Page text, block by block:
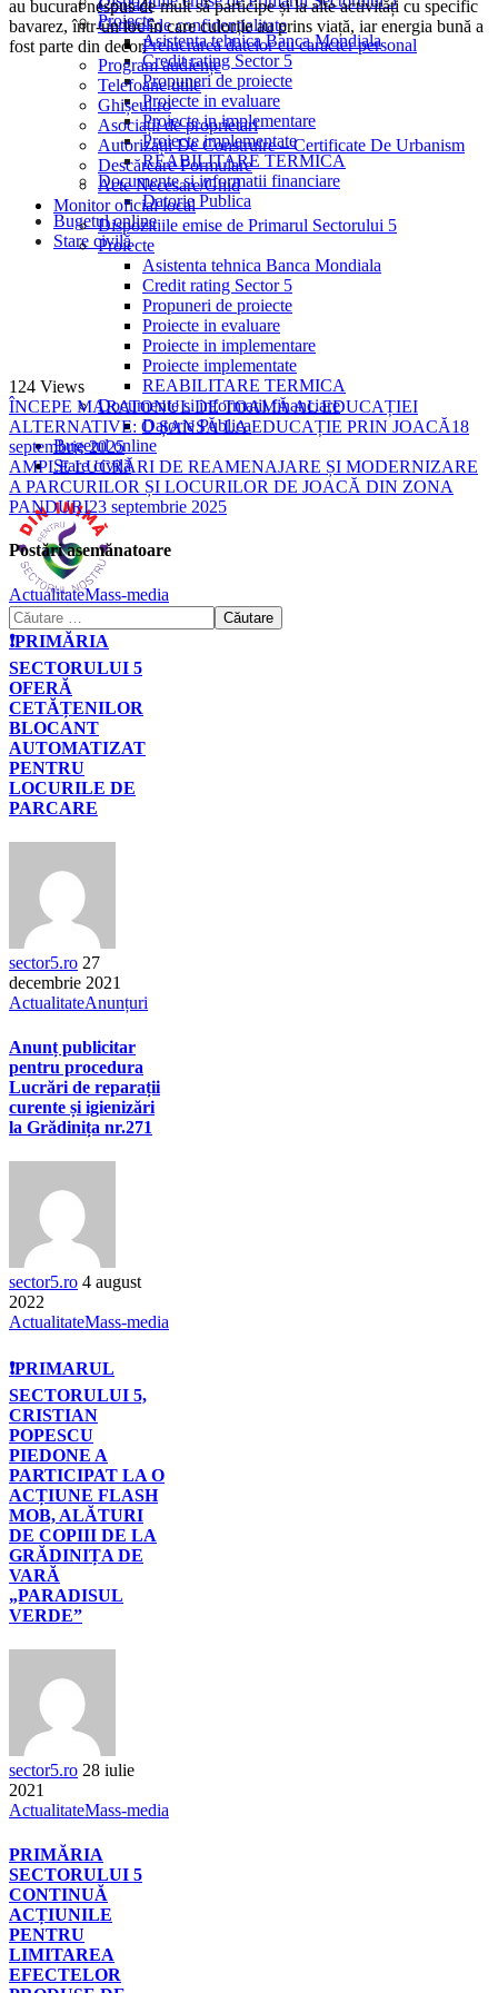
Proiecte
Asistenta tehnica Banca Mondiala
Credit rating Sector 5
Propuneri de proiecte
Proiecte in evaluare
Proiecte in implementare
Proiecte implementate
REABILITARE TERMICA
Documente si informatii financiare
Datorie Publica
Bugetul online
Stare civilă
Contact
Centrul de confidențialitate
Prelucrarea datelor cu caracter personal
Program audiențe
Telefoane utile
Ghișeul.ro
Asociații de proprietari
Autorizații De Construire – Certificate De Urbanism
Descărcare Formulare
Acte Necesare/Ghid
Monitor oficial local
Dispozitiile emise de Primarul Sectorului 5
Proiecte
Asistenta tehnica Banca Mondiala
Credit rating Sector 5
Propuneri de proiecte
Proiecte in evaluare
Proiecte in implementare
Proiecte implementate
REABILITARE TERMICA
Documente si informatii financiare
Datorie Publica
Bugetul online
Stare civilă
au bucurat nespus de mult să participe și la alte activități cu specific
bavarez, într-un loc în care culorile au prins viață, iar energia bună a
fost parte din decor.
124 Views
ÎNCEPE MARATONUL DE TOAMĂ AL EDUCAȚIEI
ALTERNATIVE: O ȘANSĂ LA EDUCAȚIE PRIN JOACĂ18
septembrie 2025
AMPLE LUCRĂRI DE REAMENAJARE ȘI MODERNIZARE
A PARCURILOR ȘI LOCURILOR DE JOACĂ DIN ZONA
PANDURI23 septembrie 2025
Postări asemănatoare
ActualitateMass-media
❗PRIMĂRIA
SECTORULUI 5
OFERĂ
CETĂȚENILOR
BLOCANT
AUTOMATIZAT
PENTRU
LOCURILE DE
PARCARE
sector5.ro 27
decembrie 2021
ActualitateAnunțuri
Anunț publicitar
pentru procedura
Lucrări de reparații
curente și igienizări
la Grădinița nr.271
sector5.ro 4 august
2022
ActualitateMass-media
❗PRIMARUL
SECTORULUI 5,
CRISTIAN
POPESCU
PIEDONE A
PARTICIPAT LA O
ACȚIUNE FLASH
MOB, ALĂTURI
DE COPIII DE LA
GRĂDINIȚA DE
VARĂ
„PARADISUL
VERDE”
sector5.ro 28 iulie
2021
ActualitateMass-media
PRIMĂRIA
SECTORULUI 5
CONTINUĂ
ACȚIUNILE
PENTRU
LIMITAREA
EFECTELOR